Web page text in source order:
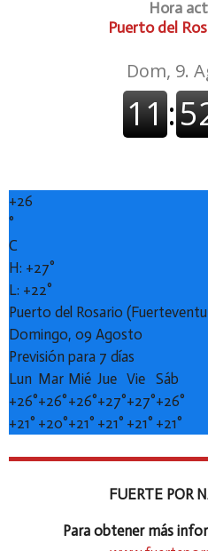
Hora
Puerto del
+26
°
C
H: +27°
L: +22°
Puerto del Rosario
Domingo, 09 Agosto
Previsión para 7 días
Lun Mar Mié Jue Vie Sáb
+26°+26°+26°+27°+27°+26°
+21° +20°+21° +21° +21° +21°
FUERTE POR
Para obtener más